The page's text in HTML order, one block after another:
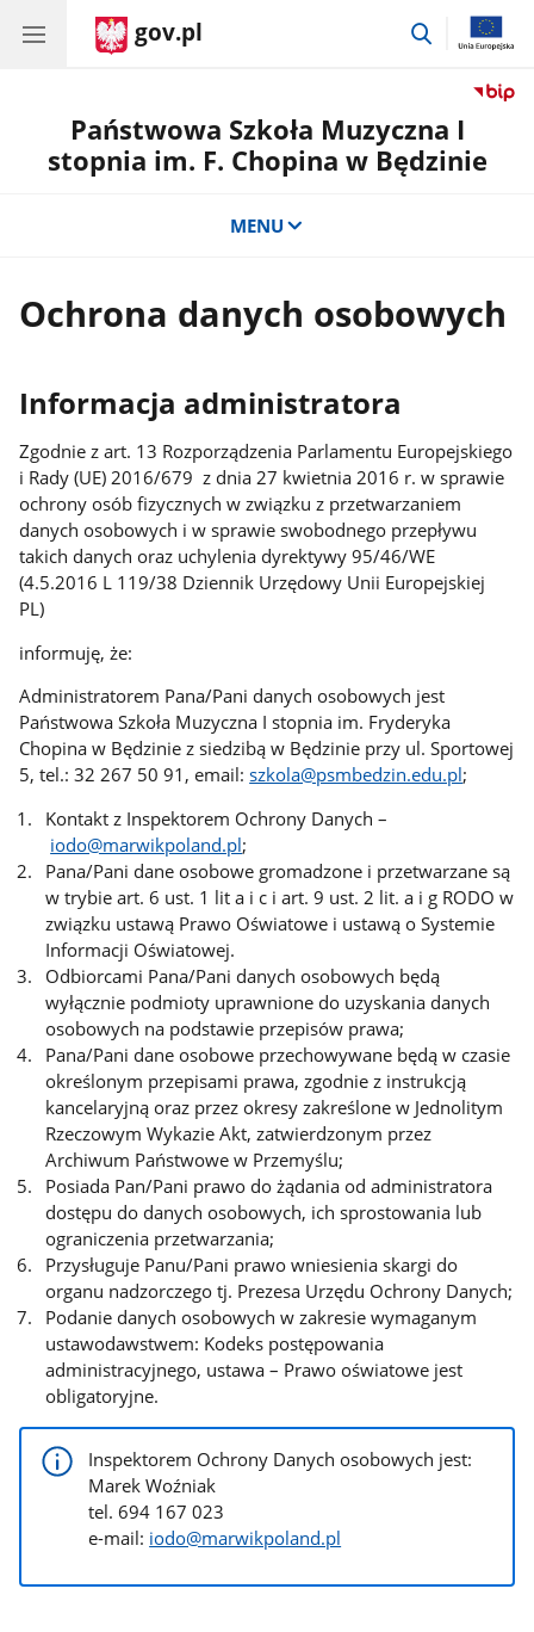
gov.pl
przejdź
Państwowa Szkoła Muzyczna I
stopnia im. F. Chopina w Będzinie
MENU
Ochrona danych osobowych
Informacja administratora
Zgodnie z art. 13 Rozporządzenia Parlamentu Europejskiego
i Rady (UE) 2016/679 z dnia 27 kwietnia 2016 r. w sprawie
ochrony osób fizycznych w związku z przetwarzaniem
danych osobowych i w sprawie swobodnego przepływu
takich danych oraz uchylenia dyrektywy 95/46/WE
(4.5.2016 L 119/38 Dziennik Urzędowy Unii Europejskiej
PL)
informuję, że:
Administratorem Pana/Pani danych osobowych jest
Państwowa Szkoła Muzyczna I stopnia im. Fryderyka
Chopina w Będzinie z siedzibą w Będzinie przy ul. Sportowej
5, tel.: 32 267 50 91, email:szkola@psmbedzin.edu.pl;
Kontakt z Inspektorem Ochrony Danych –
iodo@marwikpoland.pl;
Pana/Pani dane osobowe gromadzone i przetwarzane są
w trybie art. 6 ust. 1 lit a i c i art. 9 ust. 2 lit. a i g RODO w
związku ustawą Prawo Oświatowe i ustawą o Systemie
Informacji Oświatowej.
Odbiorcami Pana/Pani danych osobowych będą
wyłącznie podmioty uprawnione do uzyskania danych
osobowych na podstawie przepisów prawa;
Pana/Pani dane osobowe przechowywane będą w czasie
określonym przepisami prawa, zgodnie z instrukcją
kancelaryjną oraz przez okresy zakreślone w Jednolitym
Rzeczowym Wykazie Akt, zatwierdzonym przez
Archiwum Państwowe w Przemyślu;
Posiada Pan/Pani prawo do żądania od administratora
dostępu do danych osobowych, ich sprostowania lub
ograniczenia przetwarzania;
Przysługuje Panu/Pani prawo wniesienia skargi do
organu nadzorczego tj. Prezesa Urzędu Ochrony Danych;
Podanie danych osobowych w zakresie wymaganym
ustawodawstwem: Kodeks postępowania
administracyjnego, ustawa – Prawo oświatowe jest
obligatoryjne.
Inspektorem Ochrony Danych osobowych jest:
Marek Woźniak
tel. 694 167 023
e-mail: iodo@marwikpoland.pl